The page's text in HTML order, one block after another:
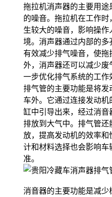
拖拉机消声器的主要用
的噪音。拖拉机在工作
生较大的噪音，影响操
境。消声器通过内部的
有效减少排气噪音，使
外，消声器还可以减少
一步优化排气系统的工作
排气管的主要功能是将
车外。它通过连接发动
缸中引导出来，经过消
排放到大气中。排气管
放，提高发动机的效率
计和材料选择也会影响
准。
消音器的主要功能是减